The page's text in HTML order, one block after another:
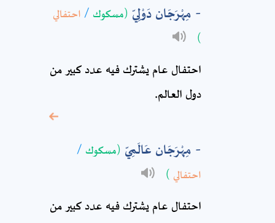
مِهْرَجَان دَوْلِيّ (مسكوك / احتفالي
)
احتفال عام يشترك فيه عدد كبير من
دول العالم.
مِهْرَجَان عَالَمِيّ (مسكوك /
احتفالي )
احتفال عام يشترك فيه عدد كبير من
* sign, it means are
required fields